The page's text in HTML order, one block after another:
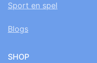
Sport en spel
Blogs
SHOP